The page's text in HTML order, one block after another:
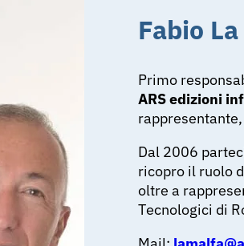
Fabio
Primo
ARS edizioni
Dal 2006
ricopro il ruolo
oltre a
Tecnologici di